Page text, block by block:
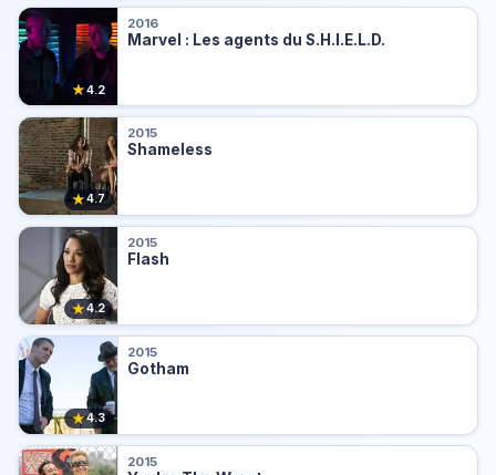
★4.2
2016
Marvel : Les agents du S.H.I.E.L.D.
★4.7
2015
Shameless
★4.2
2015
Flash
★4.3
2015
Gotham
2015